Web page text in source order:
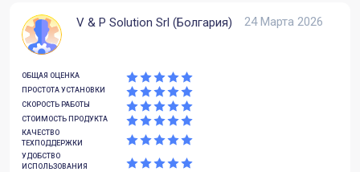
Какие задачи вы решили с помощью
продукта? Какие преимущества заметили?
Проектирование и изготовление сосудов под
давлением для установок гидроочистки и
производства водорода на Кстовском НПЗ (Россия).
Выполнение расчетов элементов, работающих под
давлением, а также вспомогательных элементов
(опоры, шлюпбалки, кронштейны) по двум стандартам:
ASME VIII D.1 и ГОСТ 34347. Подготовка документации,
соответствующей российским нормативным
V & P Solution Srl (Болгария) 24 Марта 2026
ОБЩАЯ ОЦЕНКА
ПРОСТОТА УСТАНОВКИ
СКОРОСТЬ РАБОТЫ
СТОИМОСТЬ ПРОДУКТА
КАЧЕСТВО
ТЕХПОДДЕРЖКИ
УДОБСТВО
ИСПОЛЬЗОВАНИЯ